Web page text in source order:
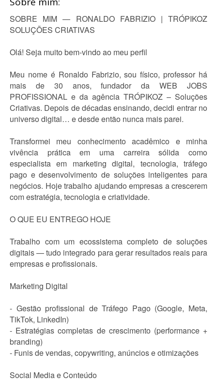
SOBRE MIM — RONALDO FABRIZIO | TRÓPIKOZ
SOLUÇÕES CRIATIVAS
Olá! Seja muito bem-vindo ao meu perfil
Meu nome é Ronaldo Fabrizio, sou físico, professor há
mais de 30 anos, fundador da WEB JOBS
PROFISSIONAL e da agência TRÓPIKOZ – Soluções
Criativas. Depois de décadas ensinando, decidi entrar no
universo digital… e desde então nunca mais parei.
Transformei meu conhecimento acadêmico e minha
vivência prática em uma carreira sólida como
especialista em marketing digital, tecnologia, tráfego
pago e desenvolvimento de soluções inteligentes para
negócios. Hoje trabalho ajudando empresas a crescerem
com estratégia, tecnologia e criatividade.
O QUE EU ENTREGO HOJE
Trabalho com um ecossistema completo de soluções
digitais — tudo integrado para gerar resultados reais para
empresas e profissionais.
Marketing Digital
- Gestão profissional de Tráfego Pago (Google, Meta,
TikTok, LinkedIn)
- Estratégias completas de crescimento (performance +
branding)
- Funis de vendas, copywriting, anúncios e otimizações
Social Media e Conteúdo